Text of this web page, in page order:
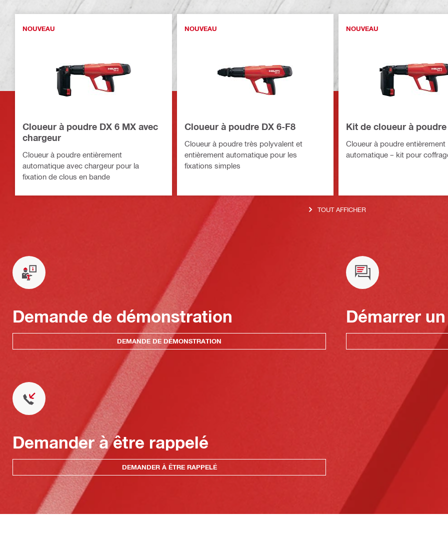
NOUVEAU
Cloueur à poudre DX 6 MX avec
chargeur
Cloueur à poudre entièrement
automatique avec chargeur pour la
fixation de clous en bande
NOUVEAU
Cloueur à poudre DX 6-F8
Cloueur à poudre très polyvalent et
entièrement automatique pour les
fixations simples
NOUVEAU
Kit de cloueur à poudre
Cloueur à poudre entièrement
automatique – kit pour
TOUT AFFICHER
Demande de démonstration
DEMANDE DE DÉMONSTRATION
Démarrer
Demander à être rappelé
DEMANDER À ÊTRE RAPPELÉ